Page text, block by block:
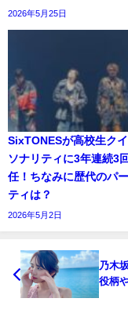
2026年5月25日
SixTONESが高校生ク
ソナリティに3年連続3
任！ちなみに歴代のパ
ティは？
2026年5月2日
乃木
役柄